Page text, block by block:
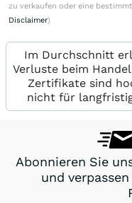
zu verkaufen oder eine
Disclaimer)
Im Durchschnitt
Verluste beim
Zertifikate sind
nicht für
Abonnieren Sie
und